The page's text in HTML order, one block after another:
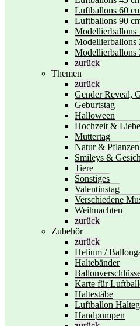
Luftballons 60
Luftballons 90
Modellierballons
Modellierballons
Modellierballons
zurück
Themen
zurück
Gender Reveal,
Geburtstag
Halloween
Hochzeit & Liebe
Muttertag
Natur & Pflanzen
Smileys &
Tiere
Sonstiges
Valentinstag
Verschiedene
Weihnachten
zurück
Zubehör
zurück
Helium /
Haltebänder
Karte für
Haltestäbe
Luftballon
Handpumpen